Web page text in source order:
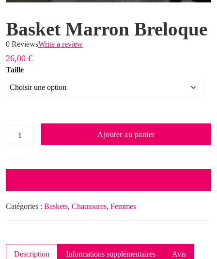
Basket Marron Breloque
0 ReviewsWrite a review
26,00 €
Taille
quantité
Ajouter au panier
Catégories : Baskets, Chaussures, Femmes
Description Informations supplémentaires Avis